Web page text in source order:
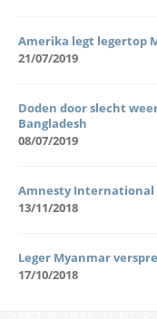
Amerika legt legertop
21/07/2019
Doden door slecht
Bangladesh
08/07/2019
Amnesty International
13/11/2018
Leger Myanmar
17/10/2018